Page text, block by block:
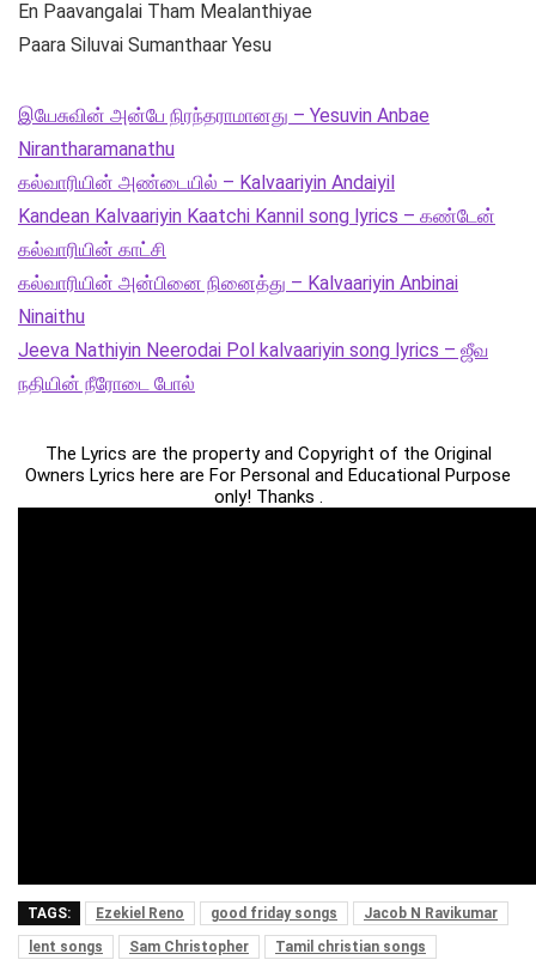
En Paavangalai Tham Mealanthiyae
Paara Siluvai Sumanthaar Yesu
இயேசுவின் அன்பே நிரந்தராமானது – Yesuvin Anbae
Nirantharamanathu
கல்வாரியின் அண்டையில் – Kalvaariyin Andaiyil
Kandean Kalvaariyin Kaatchi Kannil song lyrics – கண்டேன்
கல்வாரியின் காட்சி
கல்வாரியின் அன்பினை நினைத்து – Kalvaariyin Anbinai
Ninaithu
Jeeva Nathiyin Neerodai Pol kalvaariyin song lyrics – ஜீவ
நதியின் நீரோடை போல்
The Lyrics are the property and Copyright of the Original
Owners Lyrics here are For Personal and Educational Purpose
only! Thanks .
TAGS: Ezekiel Reno good friday songs
Jacob N Ravikumar
lent songs
Sam Christopher Tamil christian songs